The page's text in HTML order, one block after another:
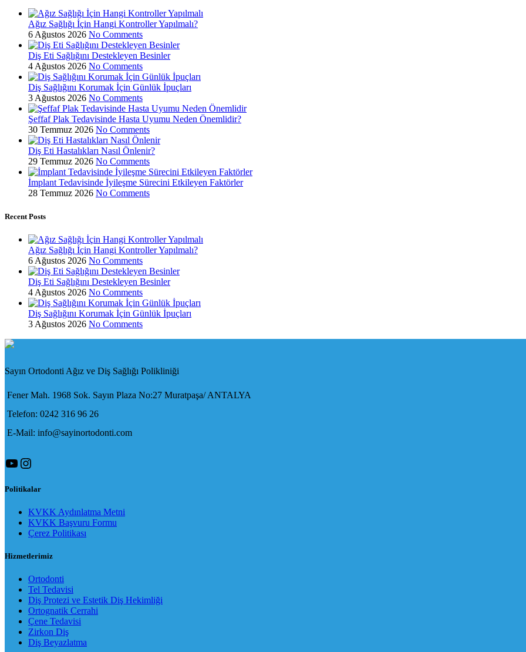
Ağız Sağlığı İçin Hangi Kontroller Yapılmalı?
6 Ağustos 2026 No Comments
Diş Eti Sağlığını Destekleyen Besinler
4 Ağustos 2026 No Comments
Diş Sağlığını Korumak İçin Günlük İpuçları
3 Ağustos 2026 No Comments
Şeffaf Plak Tedavisinde Hasta Uyumu Neden Önemlidir?
30 Temmuz 2026 No Comments
Diş Eti Hastalıkları Nasıl Önlenir?
29 Temmuz 2026 No Comments
İmplant Tedavisinde İyileşme Sürecini Etkileyen Faktörler
28 Temmuz 2026 No Comments
Recent Posts
Ağız Sağlığı İçin Hangi Kontroller Yapılmalı?
6 Ağustos 2026 No Comments
Diş Eti Sağlığını Destekleyen Besinler
4 Ağustos 2026 No Comments
Diş Sağlığını Korumak İçin Günlük İpuçları
3 Ağustos 2026 No Comments
Sayın Ortodonti Ağız ve Diş Sağlığı Polikliniği
Fener Mah. 1968 Sok. Sayın Plaza No:27 Muratpaşa/ ANTALYA
Telefon: 0242 316 96 26
E-Mail: info@sayinortodonti.com
YouTube
Instagram
Politikalar
KVKK Aydınlatma Metni
KVKK Başvuru Formu
Çerez Politikası
Hizmetlerimiz
Ortodonti
Tel Tedavisi
Diş Protezi ve Estetik Diş Hekimliği
Ortognatik Cerrahi
Çene Tedavisi
Zirkon Diş
Diş Beyazlatma